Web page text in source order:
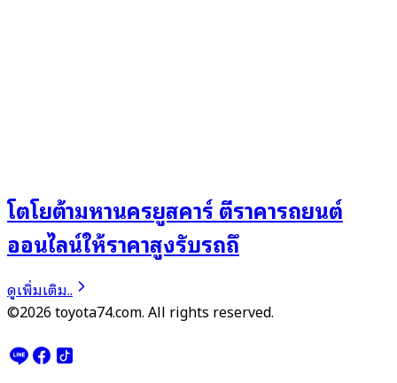
โตโยต้ามหานครยูสคาร์ ตีราคารถยนต์
ออนไลน์ให้ราคาสูงรับรถถึ
ดูเพิ่มเติม..
©2026 toyota74.com. All rights reserved.